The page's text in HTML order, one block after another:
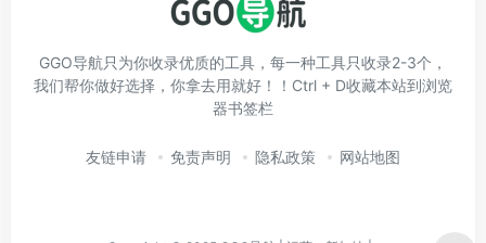
GGO导航只为你收录优质的工具，每一种工具只收录2-3个，
我们帮你做好选择，你拿去用就好！！Ctrl + D收藏本站到浏览
器书签栏
友链申请 免责声明 隐私政策 网站地图